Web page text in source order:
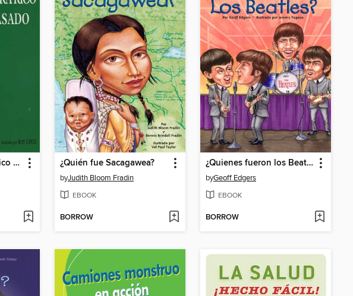
Alexander, Que Era Rico El Domingo Pasado (Alexander Who Used to Be Rich Last Sunday) ¿Quién fue Sacagawea?
byJudith Bloom Fradin
EBOOK
BORROW
¿Quienes fueron los Beatles?
byGeoff Edgers
EBOOK
BORROW